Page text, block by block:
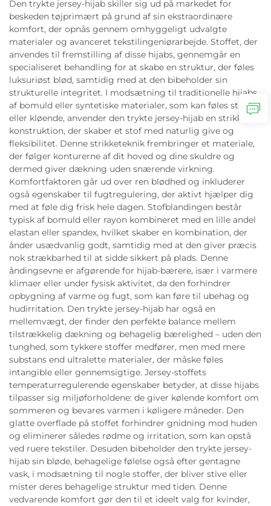
Den trykte jersey-hijab skiller sig ud på markedet for
beskeden tøjprimært på grund af sin ekstraordinære
komfort, der opnås gennem omhyggeligt udvalgte
materialer og avanceret tekstilingeniørarbejde. Stoffet, der
anvendes til fremstilling af disse hijabs, gennemgår en
specialiseret behandling for at skabe en struktur, der føles
luksuriøst blød, samtidig med at den bibeholder sin
strukturelle integritet. I modsætning til traditionelle hijabs
af bomuld eller syntetiske materialer, som kan føles stive
eller kløende, anvender den trykte jersey-hijab en strikket
konstruktion, der skaber et stof med naturlig give og
fleksibilitet. Denne strikketeknik frembringer et materiale,
der følger konturerne af dit hoved og dine skuldre og
dermed giver dækning uden snærende virkning.
Komfortfaktoren går ud over ren blødhed og inkluderer
også egenskaber til fugtregulering, der aktivt hjælper dig
med at føle dig frisk hele dagen. Stofblandingen består
typisk af bomuld eller rayon kombineret med en lille andel
elastan eller spandex, hvilket skaber en kombination, der
ånder usædvanlig godt, samtidig med at den giver præcis
nok strækbarhed til at sidde sikkert på plads. Denne
åndingsevne er afgørende for hijab-bærere, især i varmere
klimaer eller under fysisk aktivitet, da den forhindrer
opbygning af varme og fugt, som kan føre til ubehag og
hudirritation. Den trykte jersey-hijab har også en
mellemvægt, der finder den perfekte balance mellem
tilstrækkelig dækning og behagelig bærelighed – uden den
tunghed, som tykkere stoffer medfører, men med mere
substans end ultralette materialer, der måske føles
intangible eller gennemsigtige. Jersey-stoffets
temperaturregulerende egenskaber betyder, at disse hijabs
tilpasser sig miljøforholdene: de giver kølende komfort om
sommeren og bevares varmen i køligere måneder. Den
glatte overflade på stoffet forhindrer gnidning mod huden
og eliminerer således rødme og irritation, som kan opstå
ved ruere tekstiler. Desuden bibeholder den trykte jersey-
hijab sin bløde, behagelige følelse også efter gentagne
vask, i modsætning til nogle stoffer, der bliver stive eller
mister deres behagelige struktur med tiden. Denne
vedvarende komfort gør den til et ideelt valg for kvinder,